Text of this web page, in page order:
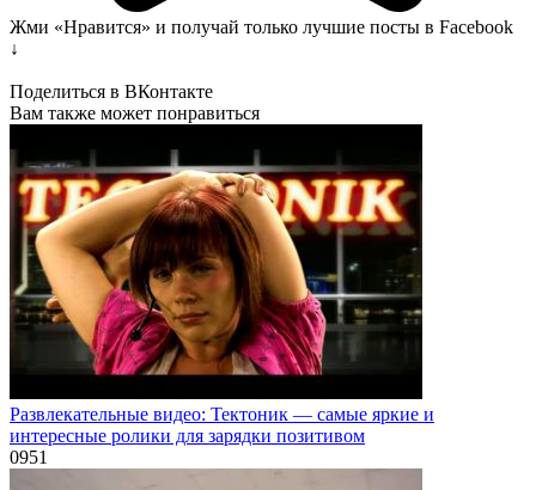
Жми «Нравится» и получай только лучшие посты в Facebook
↓
Поделиться в ВКонтакте
Вам также может понравиться
Развлекательные видео: Тектоник — самые яркие и
интересные ролики для зарядки позитивом
0951